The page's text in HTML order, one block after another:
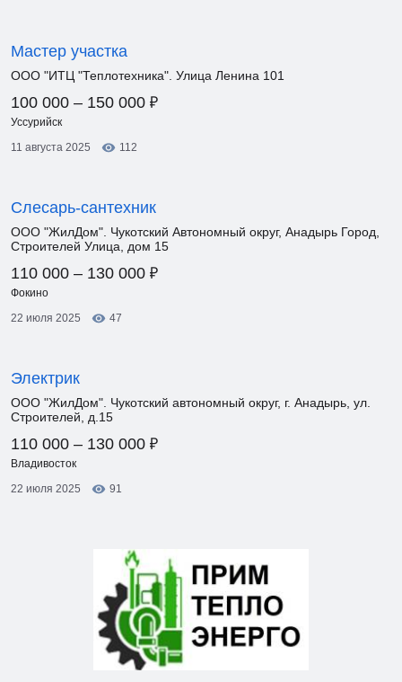
Мастер участка
ООО "ИТЦ "Теплотехника". Улица Ленина 101
100 000 – 150 000 ₽
Уссурийск
11 августа 2025
112
Слесарь-сантехник
ООО "ЖилДом". Чукотский Автономный округ, Анадырь Город,
Строителей Улица, дом 15
110 000 – 130 000 ₽
Фокино
22 июля 2025
47
Электрик
ООО "ЖилДом". Чукотский автономный округ, г. Анадырь, ул.
Строителей, д.15
110 000 – 130 000 ₽
Владивосток
22 июля 2025
91